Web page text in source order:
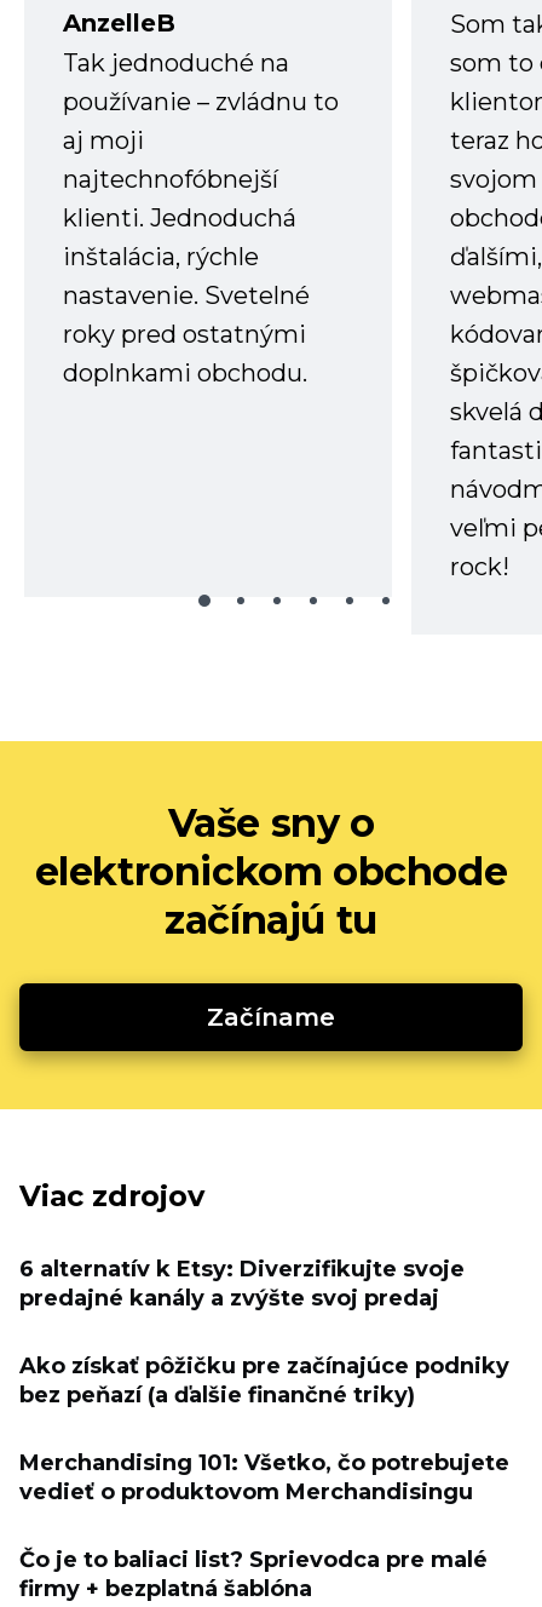
AnzelleB
Tak jednoduché na
používanie – zvládnu to
aj moji
najtechnofóbnejší
klienti. Jednoduchá
inštalácia, rýchle
nastavenie. Svetelné
roky pred ostatnými
doplnkami obchodu.
Som
som to
teraz
skvelá
veľmi
rock!
Vaše sny o
elektronickom obchode
začínajú tu
Začíname
Viac zdrojov
6 alternatív k Etsy: Diverzifikujte svoje
predajné kanály a zvýšte svoj predaj
Ako získať pôžičku pre začínajúce podniky
bez peňazí (a ďalšie finančné triky)
Merchandising 101: Všetko, čo potrebujete
vedieť o produktovom Merchandisingu
Čo je to baliaci list? Sprievodca pre malé
firmy + bezplatná šablóna